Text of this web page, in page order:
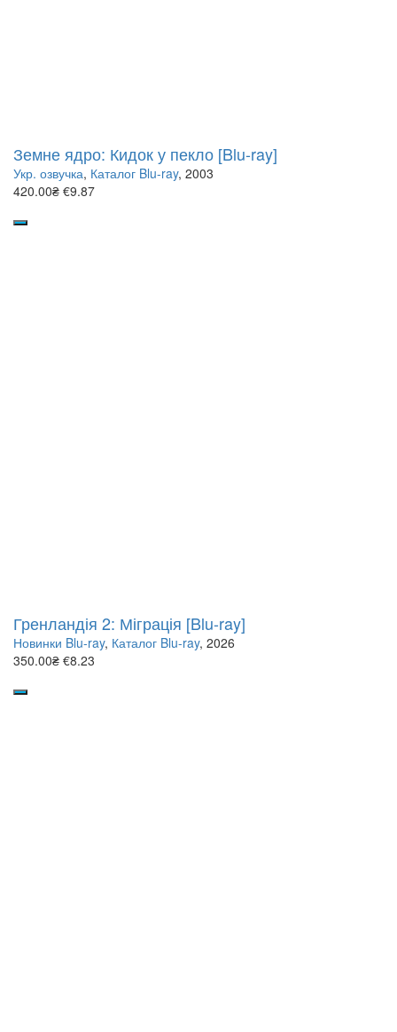
Земне ядро: Кидок у пекло [Blu-ray]
Укр. озвучка, Каталог Blu-ray, 2003
420.00₴ €9.87
Гренландія 2: Міграція [Blu-ray]
Новинки Blu-ray, Каталог Blu-ray, 2026
350.00₴ €8.23